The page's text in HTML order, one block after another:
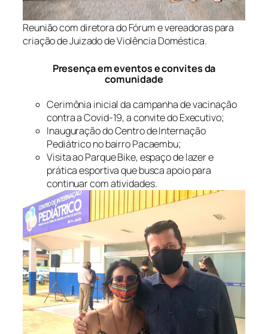
Reunião com diretora do Fórum e vereadoras para
criação de Juizado de Violência Doméstica.
Presença em eventos e convites da
comunidade
Cerimônia inicial da campanha de vacinação
contra a Covid-19, a convite do Executivo;
Inauguração do Centro de Internação
Pediátrico no bairro Pacaembu;
Visita ao Parque Bike, espaço de lazer e
prática esportiva que busca apoio para
continuar com atividades.